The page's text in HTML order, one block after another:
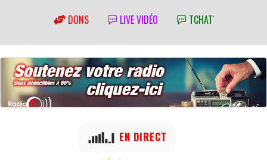
DONS LIVE VIDÉO TCHAT'
EN DIRECT